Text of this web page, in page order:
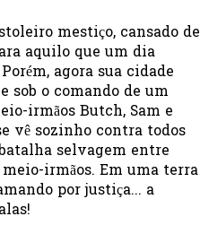
mestiço, cansado de
aquilo que um dia
agora sua cidade
sob o comando de um
irmãos Butch, Sam e
vê sozinho contra todos
selvagem entre
irmãos. Em uma terra
por justiça... a